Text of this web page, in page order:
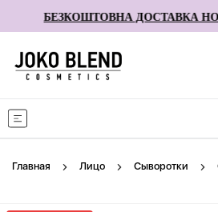
БЕЗКОШТОВНА ДОСТАВКА
Главная Лицо Сыворотки